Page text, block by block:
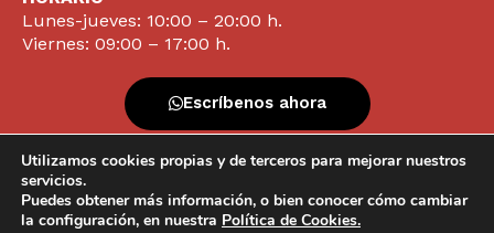
Lunes-jueves: 10:00 – 20:00 h.
Viernes: 09:00 – 17:00 h.
Escríbenos ahora
Utilizamos cookies propias y de terceros para mejorar nuestros
servicios.
Puedes obtener más información, o bien conocer cómo cambiar
la configuración, en nuestra Política de Cookies.